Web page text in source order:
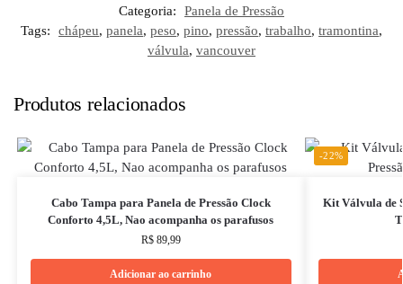
Categoria:
Panela de Pressão
Tags:
chápeu, panela, peso, pino, pressão, trabalho, tramontina,
válvula, vancouver
Produtos relacionados
Cabo Tampa para Panela de Pressão Clock
Conforto 4,5L, Nao acompanha os parafusos
R$89,99
Adicionar ao carrinho
-22%
Kit Válvula de